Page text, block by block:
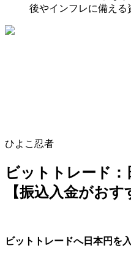
後やインフレに備える
ひよこ忍者
ビットトレード：
【振込入金がおす
ビットトレードへ日本円を